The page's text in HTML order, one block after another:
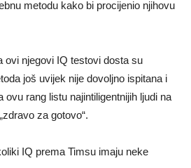
metodu kako bi procijenio njihovu
ovi njegovi IQ testovi dosta su
još uvijek nije dovoljno ispitana i
ovu rang listu najintiligentnijih ljudi na
za gotovo“.
IQ prema Timsu imaju neke